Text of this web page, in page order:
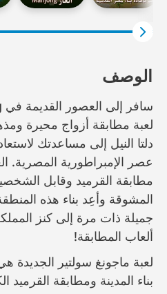
الوصف
لعبة مطابقة أزواج محيرة
دلتا النيل إلى مساعدتك
عصر الإمبراطورية المصرية.
مطابقة القرميد وقابل
المشوقة وأعِد بناء هذه
جميلة ذات مرة إلى كنز المملكة
ألعاب المطابقة!
لعبة ماجونغ سولتير
بناء المدينة ومطابقة القرميد